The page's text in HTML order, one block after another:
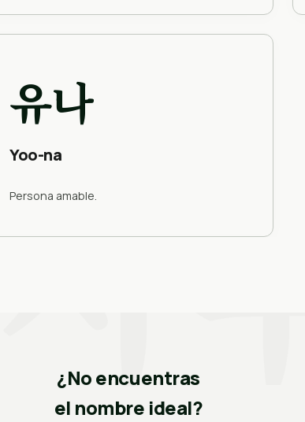
유나
Yoo-na
Persona amable.
사
¿No encuentras
el nombre ideal?